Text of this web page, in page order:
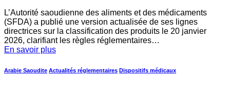
L’Autorité saoudienne des aliments et des médicaments
(SFDA) a publié une version actualisée de ses lignes
directrices sur la classification des produits le 20 janvier
2026, clarifiant les règles réglementaires…
En savoir plus
Arabie Saoudite Actualités réglementaires Dispositifs médicaux